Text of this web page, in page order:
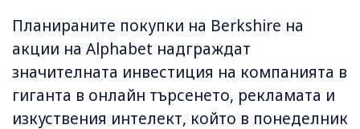
Планираните покупки на Berkshire на
акции на Alphabet надграждат
значителната инвестиция на компанията в
гиганта в онлайн търсенето, рекламата и
изкуствения интелект, който в понеделник